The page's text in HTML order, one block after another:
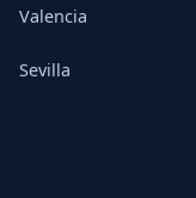
Valencia
Sevilla